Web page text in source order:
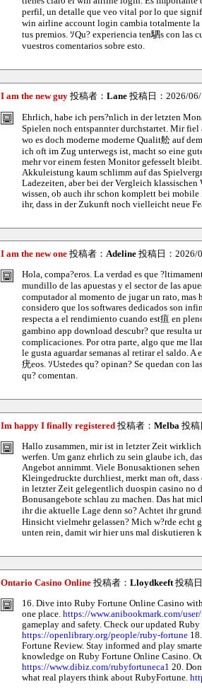
perfil, un detalle que veo vital por lo que
win airline account login cambia totalmente la
tus premios. ｿQu? experiencia ten駟s con las
vuestros comentarios sobre esto.
I am the new guy 投稿者： Lane 投稿日：2026/
Ehrlich, habe ich pers?nlich in der letzten
Spielen noch entspannter durchstartet. Mir fiel
wo es doch moderne moderne Qualit舩 auf
ich oft im Zug unterwegs ist, macht so eine
mehr vor einem festen Monitor gefesselt
Akkuleistung kaum schlimm auf das
Ladezeiten, aber bei der Vergleich
wissen, ob auch ihr schon komplett bei
ihr, dass in der Zukunft noch vielleicht neue
I am the new one 投稿者： Adeline 投稿日：2026/
Hola, compa?eros. La verdad es que
mundillo de las apuestas y el sector de las
computador al momento de jugar un rato,
considero que los softwares dedicados son
respecta a el rendimiento cuando est疽 en
gambino app download descubr? que resulta
complicaciones. Por otra parte, algo que me
le gusta aguardar semanas al retirar el saldo.
疣eos. ｿUstedes qu? opinan? Se quedan con
qu? comentan.
Im happy I finally registered 投稿者： Melba 投稿
Hallo zusammen, mir ist in letzter Zeit wirklich
werfen. Um ganz ehrlich zu sein glaube ich,
Angebot annimmt. Viele Bonusaktionen
Kleingedruckte durchliest, merkt man oft, dass
in letzter Zeit gelegentlich duospin casino no
Bonusangebote schlau zu machen. Das hat
ihr die aktuelle Lage denn so? Achtet ihr
Hinsicht vielmehr gelassen? Mich w?rde echt
unten rein, damit wir hier uns mal diskutieren
Ontario Casino Online 投稿者： Lloydkeeft投稿
16. Dive into Ruby Fortune Online Casino
one place. https://www.anibookmark.com/
gameplay and safety. Check our updated
https://openlibrary.org/people/ruby-fortune
Fortune Review. Stay informed and play
knowledge on Ruby Fortune Online Casino.
https://www.dibiz.com/rubyfortuneca1 20.
what real players think about RubyFortune.